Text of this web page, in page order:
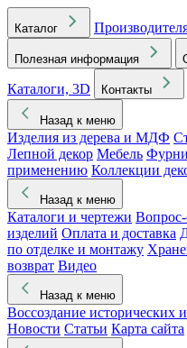
Каталог
Полезная информация
Каталоги, 3D
Контакты
Назад к меню
Изделия из дерева и МДФ
Лепной декор Мебель
применению Коллекции
Назад к меню
Каталоги и чертежи Вопрос-
изделий Оплата и доставка
по отделке и монтажу
возврат Видео
Назад к меню
Воссоздание исторических
Новости Статьи Карта сайта